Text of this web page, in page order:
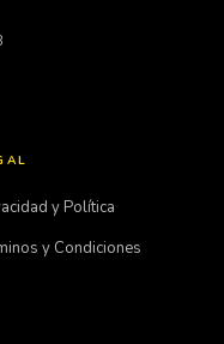
y Política
y Condiciones